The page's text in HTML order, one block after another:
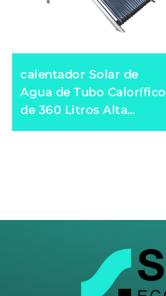
calentador Solar de
Agua de Tubo Calorífico
de 360 Litros Alta
Presión Exportación a